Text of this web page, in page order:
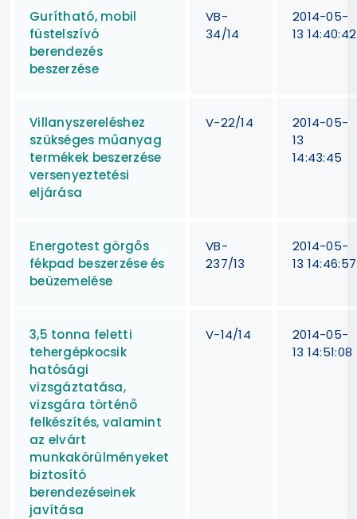
Gurítható, mobil
füstelszívó
berendezés
beszerzése
VB-
34/14
2014-05-
13 14:40:42
Villanyszereléshez
szükséges műanyag
termékek beszerzése
versenyeztetési
eljárása
V-22/14
2014-05-
13
14:43:45
Energotest görgős
fékpad beszerzése és
beüzemelése
VB-
237/13
2014-05-
13 14:46:57
3,5 tonna feletti
tehergépkocsik
hatósági
vizsgáztatása,
vizsgára történő
felkészítés, valamint
az elvárt
munkakörülményeket
biztosító
berendezéseinek
javítása
V-14/14
2014-05-
13 14:51:08